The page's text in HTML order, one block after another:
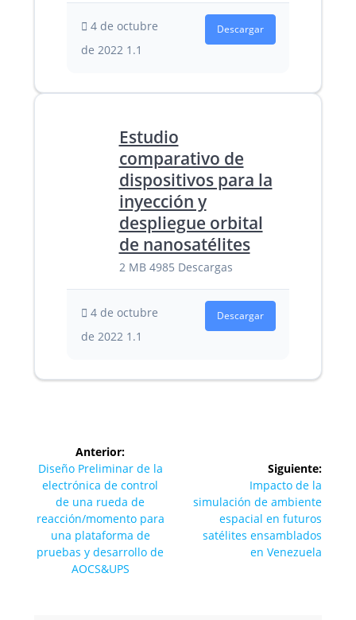
4 de octubre
de 2022 1.1
Descargar
Estudio
comparativo de
dispositivos para la
inyección y
despliegue orbital
de nanosatélites
2 MB 4985 Descargas
4 de octubre
de 2022 1.1
Descargar
Navegación
de
entradas
Anterior:
Entrada
anterior:
Diseño Preliminar de la
electrónica de control
de una rueda de
reacción/momento para
una plataforma de
pruebas y desarrollo de
AOCS&UPS
Siguiente:
Siguiente
entrada:
Impacto de la
simulación de ambiente
espacial en futuros
satélites ensamblados
en Venezuela